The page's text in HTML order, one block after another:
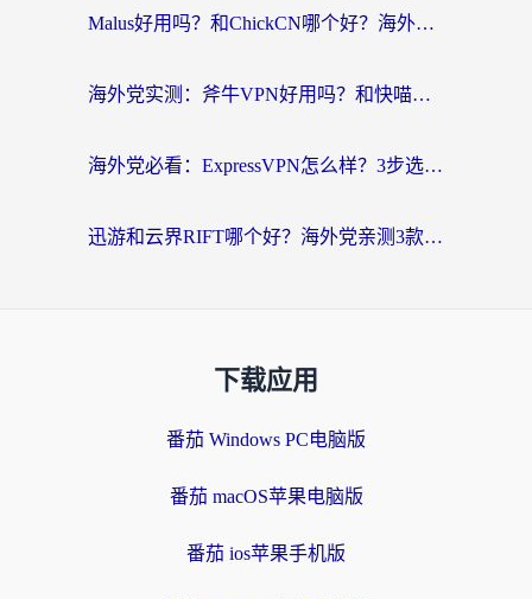
Malus好用吗？和ChickCN哪个好？海外党亲测：选对回国加速器，追剧游戏不卡顿
海外党实测：斧牛VPN好用吗？和快喵VPN对比哪个回国效果更好？附3款热门加速器深度分析
海外党必看：ExpressVPN怎么样？3步选对回国加速器，无缝刷国内剧玩手游
迅游和云界RIFT哪个好？海外党亲测3款回国加速器，教你无缝刷国内剧玩游戏
下载应用
番茄 Windows PC电脑版
番茄 macOS苹果电脑版
番茄 ios苹果手机版